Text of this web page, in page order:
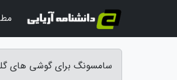
سامسونگ برای گوشی های گلکسی اس 21 از باتری های چینی استفاده